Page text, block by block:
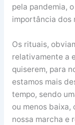
pela pandemia,
importância dos
Os rituais,
relativamente a
quiserem, para
estamos mais
tempo, sendo
ou menos baixa,
nossa marcha e